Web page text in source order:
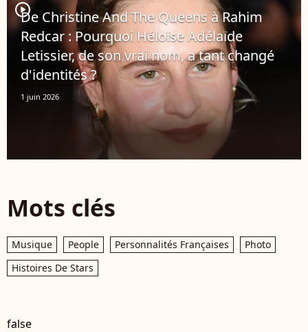
player2
De Christine And The Queens à Rahim
Redcar : Pourquoi Héloïse Adélaïde
Letissier, de son vrai nom, a tant changé
d'identités ?
1 juin 2026
Mots clés
Musique People Personnalités Françaises
Photo
Histoires De Stars
false